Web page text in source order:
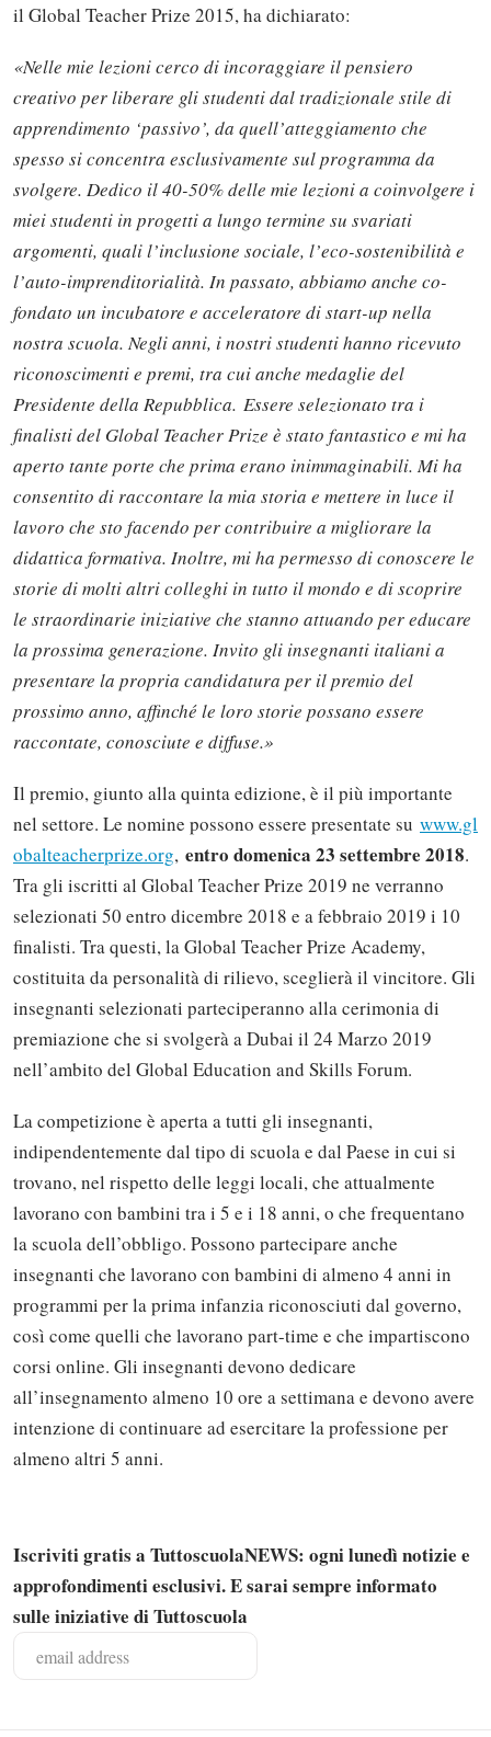
il Global Teacher Prize 2015, ha dichiarato:
«Nelle mie lezioni cerco di incoraggiare il pensiero
creativo per liberare gli studenti dal tradizionale stile di
apprendimento ‘passivo’, da quell’atteggiamento che
spesso si concentra esclusivamente sul programma da
svolgere. Dedico il 40-50% delle mie lezioni a coinvolgere i
miei studenti in progetti a lungo termine su svariati
argomenti, quali l’inclusione sociale, l’eco-sostenibilità e
l’auto-imprenditorialità. In passato, abbiamo anche co-
fondato un incubatore e acceleratore di start-up nella
nostra scuola. Negli anni, i nostri studenti hanno ricevuto
riconoscimenti e premi, tra cui anche medaglie del
Presidente della Repubblica. Essere selezionato tra i
finalisti del Global Teacher Prize è stato fantastico e mi ha
aperto tante porte che prima erano inimmaginabili. Mi ha
consentito di raccontare la mia storia e mettere in luce il
lavoro che sto facendo per contribuire a migliorare la
didattica formativa. Inoltre, mi ha permesso di conoscere le
storie di molti altri colleghi in tutto il mondo e di scoprire
le straordinarie iniziative che stanno attuando per educare
la prossima generazione. Invito gli insegnanti italiani a
presentare la propria candidatura per il premio del
prossimo anno, affinché le loro storie possano essere
raccontate, conosciute e diffuse.»
Il premio, giunto alla quinta edizione, è il più importante
nel settore. Le nomine possono essere presentate su www.gl
obalteacherprize.org, entro domenica 23 settembre 2018.
Tra gli iscritti al Global Teacher Prize 2019 ne verranno
selezionati 50 entro dicembre 2018 e a febbraio 2019 i 10
finalisti. Tra questi, la Global Teacher Prize Academy,
costituita da personalità di rilievo, sceglierà il vincitore. Gli
insegnanti selezionati parteciperanno alla cerimonia di
premiazione che si svolgerà a Dubai il 24 Marzo 2019
nell’ambito del Global Education and Skills Forum.
La competizione è aperta a tutti gli insegnanti,
indipendentemente dal tipo di scuola e dal Paese in cui si
trovano, nel rispetto delle leggi locali, che attualmente
lavorano con bambini tra i 5 e i 18 anni, o che frequentano
la scuola dell’obbligo. Possono partecipare anche
insegnanti che lavorano con bambini di almeno 4 anni in
programmi per la prima infanzia riconosciuti dal governo,
così come quelli che lavorano part-time e che impartiscono
corsi online. Gli insegnanti devono dedicare
all’insegnamento almeno 10 ore a settimana e devono avere
intenzione di continuare ad esercitare la professione per
almeno altri 5 anni.
Iscriviti gratis a TuttoscuolaNEWS: ogni lunedì notizie e
approfondimenti esclusivi. E sarai sempre informato
sulle iniziative di Tuttoscuola
Solo gli utenti registrati possono
commentare!